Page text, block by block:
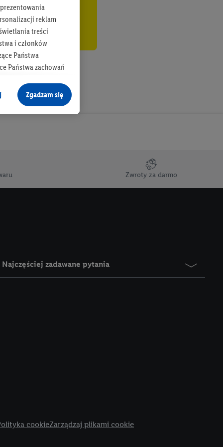
Zwroty za darmo
Najczęściej zadawane pytania
cookieZarządzaj plikami cookie
reklam
treści
i członków
Państwa
Państwa zachowań
o dane z innych
w usługach Lidl,
przez różne
konkretnych treści.
istniejące konto
jednym z wyżej
możemy
rozpoznać
W tym celu
adres e-
adresu IP. Jeśli
użyciu adresu IP i
usług Lidl. W
Zgodę na
Zgadzam się